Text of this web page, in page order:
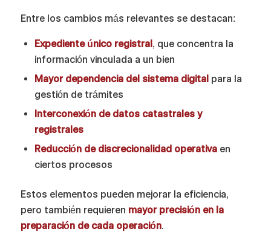
Entre los cambios más relevantes se destacan:
Expediente único registral , que concentra la
información vinculada a un bien
Mayor dependencia del sistema digital para la
gestión de trámites
Interconexión de datos catastrales y
registrales
Reducción de discrecionalidad operativaen
ciertos procesos
Estos elementos pueden mejorar la eficiencia,
pero también requieren mayor precisión en la
preparación de cada operación.